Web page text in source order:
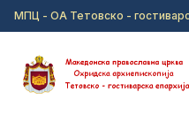
Прејди на главна
МПЦ - ОА Тетовско -